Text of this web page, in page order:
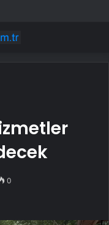
Dolar Kaybetti
0